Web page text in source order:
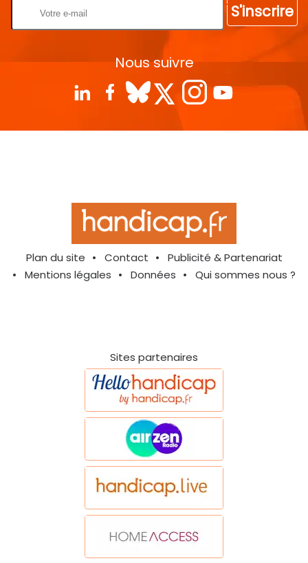
S'inscrire
Nous suivre
Plan du site Contact
Publicité & Partenariat
Mentions légales
Données Qui sommes nous ?
Sites partenaires